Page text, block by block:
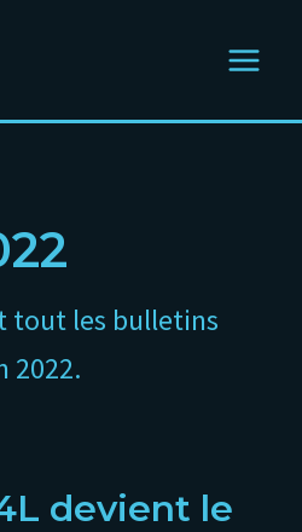
Menu
tout les bulletins
2022.
devient le